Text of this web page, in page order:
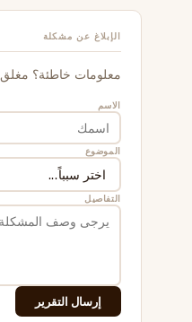
الإبلاغ عن مشكلة
معلومات خاطئة؟ مغلق
الاسم
الموضوع
التفاصيل
إرسال التقرير